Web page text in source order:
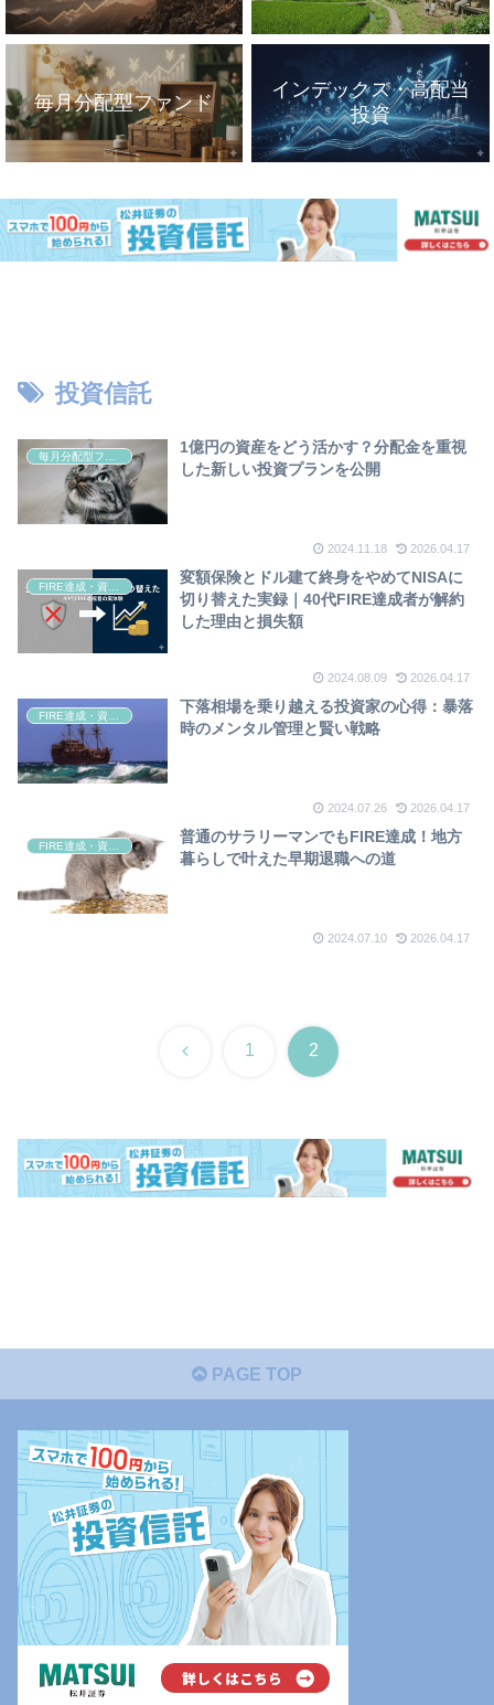
毎月分配型ファンド
インデックス・高配当
投資
投資信託
1億円の資産をどう活かす？分配金を重視
した新しい投資プランを公開
2024.11.18 2026.04.17
変額保険とドル建て終身をやめてNISAに
切り替えた実録｜40代FIRE達成者が解約
した理由と損失額
2024.08.09 2026.04.17
下落相場を乗り越える投資家の心得：暴落
時のメンタル管理と賢い戦略
2024.07.26 2026.04.17
普通のサラリーマンでもFIRE達成！地方
暮らしで叶えた早期退職への道
2024.07.10 2026.04.17
前 1 2
PAGE TOP